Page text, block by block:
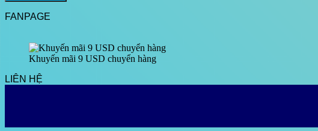
FANPAGE
Khuyến mãi 9 USD chuyển hàng
LIÊN HỆ